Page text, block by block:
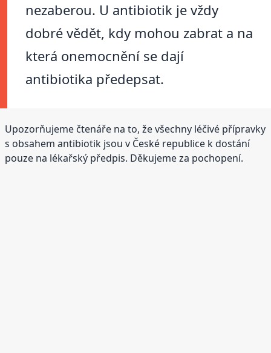
nezaberou. U antibiotik je vždy
dobré vědět, kdy mohou zabrat a na
která onemocnění se dají
antibiotika předepsat.
Upozorňujeme čtenáře na to, že všechny léčivé přípravky
s obsahem antibiotik jsou v České republice k dostání
pouze na lékařský předpis. Děkujeme za pochopení.